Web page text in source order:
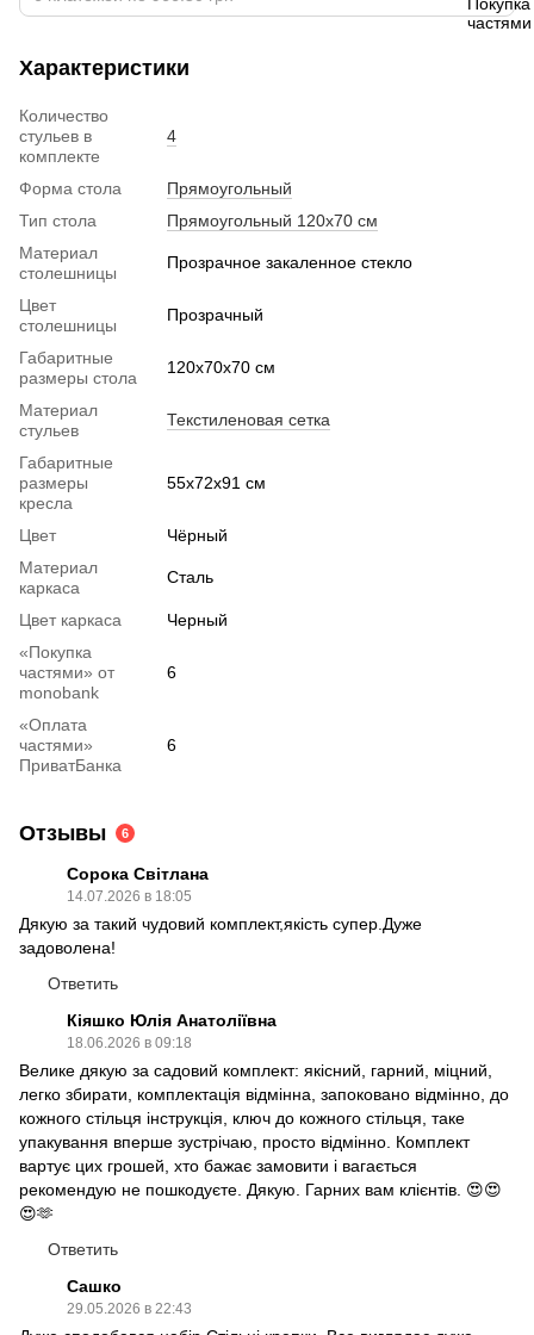
Характеристики
Количество
стульев в
комплекте
4
Форма стола
Прямоугольный
Тип стола
Прямоугольный 120х70 см
Материал
столешницы
Прозрачное закаленное стекло
Цвет
столешницы
Прозрачный
Габаритные
размеры стола
120x70x70 см
Материал
стульев
Текстиленовая сетка
Габаритные
размеры
кресла
55х72х91 см
Цвет
Чёрный
Материал
каркаса
Сталь
Цвет каркаса
Черный
«Покупка
частями» от
monobank
6
«Оплата
частями»
ПриватБанка
6
Отзывы 6
Сорока Світлана
14.07.2026 в 18:05
Дякую за такий чудовий комплект,якість супер.Дуже
задоволена!
Ответить
Кіяшко Юлія Анатоліївна
18.06.2026 в 09:18
Велике дякую за садовий комплект: якісний, гарний, міцний,
легко збирати, комплектація відмінна, запоковано відмінно, до
кожного стільця інструкція, ключ до кожного стільця, таке
упакування вперше зустрічаю, просто відмінно. Комплект
вартує цих грошей, хто бажає замовити і вагається
рекомендую не пошкодуєте. Дякую. Гарних вам клієнтів. 😍😍
😍🫶
Ответить
Сашко
29.05.2026 в 22:43